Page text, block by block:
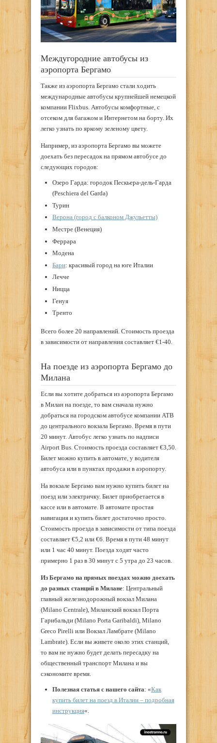
Междугородние автобусы из
аэропорта Бергамо
Также из аэропорта Бергамо стали ходить
международные автобусы крупнейшей немецкой
компании Flixbus. Автобусы комфортные, с
отсеком для багажом и Интернетом на борту. Их
легко узнать по яркому зеленому цвету.
Например, из аэропорта Бергамо вы можете
доехать без пересадок на прямом автобусе до
следующих городов:
Озеро Гарда: городок Пескьера-дель-Гарда
(Peschiera del Garda)
Турин
Верона (город с балконом Джульетты)
Местре (Венеция)
Феррара
Модена
Бари: красивый город на юге Италии
Лечче
Ницца
Генуя
Тренто
Всего более 20 направлений. Стоимость проезда
в зависимости от направления составляет €1-40.
На поезде из аэропорта Бергамо до
Милана
Если вы хотите добраться из аэропорта Бергамо
в Милан на поезде, то вам сначала нужно
добраться на городском автобусе компании ATB
до центрального вокзала Бергамо. Время в пути
20 минут. Автобус легко узнать по надписи
Airport Bus. Стоимость проезда составляет €3,50.
Билет можно купить в автомате, у водителя
автобуса или в пунктах продажи в аэропорту.
На вокзале Бергамо вам нужно купить билет на
поезд или электричку. Билет приобретается в
кассе или в автомате. В автомате простая
навигация и купить билет достаточно просто.
Стоимость проезда в зависимости от типа поезда
составляет €5,2 или €6. Время в пути 48 минут
или 1 час 40 минут. Поезда ходят часто
примерно 1 раз в 30 минут с 5 утра до 23 часов.
Из Бергамо на прямых поездах можно доехать
до разных станций в Милане: Центральный
главный железнодорожный вокзал Милана
(Milano Centrale), Миланский вокзал Порта
Гарибальди (Milano Porta Garibaldi), Milano
Greco Pirelli или Вокзал Ламбрате (Milano
Lambrate). Если вы живете около этих станций,
то вам не нужно будет делать пересадку на
общественный транспорт Милана и вы
сэкономите время.
Полезная статья с нашего сайта: «Как
купить билет на поезд в Италии – подробная
инструкция«.